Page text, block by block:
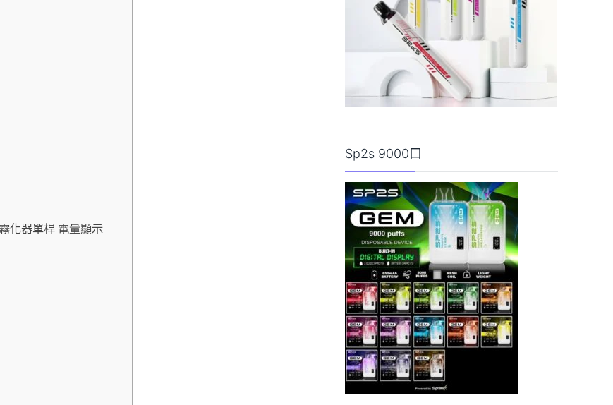
化器單桿 電量顯示
Sp2s 9000口